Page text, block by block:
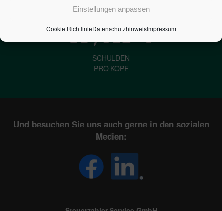
Einstellungen anpassen
Cookie RichtlinieDatenschutzhinweisImpressum
33,612€
SCHULDEN
PRO KOPF
Und besuchen Sie uns auch gerne in den sozialen
Medien: